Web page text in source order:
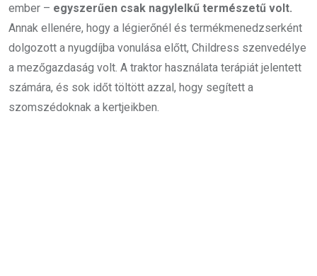
ember – egyszerűen csak nagylelkű természetű volt.
Annak ellenére, hogy a légierőnél és termékmenedzserként
dolgozott a nyugdíjba vonulása előtt, Childress szenvedélye
a mezőgazdaság volt. A traktor használata terápiát jelentett
számára, és sok időt töltött azzal, hogy segített a
szomszédoknak a kertjeikben.